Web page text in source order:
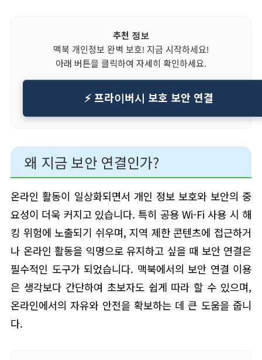
추천 정보
맥북 개인정보 완벽 보호! 지금 시작하세요!
아래 버튼을 클릭하여 자세히 확인하세요.
⚡ 프라이버시 보호 보안 연결
왜 지금 보안 연결인가?
온라인 활동이 일상화되면서 개인 정보 보호와 보안의 중
요성이 더욱 커지고 있습니다. 특히 공용 Wi-Fi 사용 시 해
킹 위험에 노출되기 쉬우며, 지역 제한 콘텐츠에 접근하거
나 온라인 활동을 익명으로 유지하고 싶을 때 보안 연결은
필수적인 도구가 되었습니다. 맥북에서의 보안 연결 이용
은 생각보다 간단하여 초보자도 쉽게 따라 할 수 있으며,
온라인에서의 자유와 안전을 확보하는 데 큰 도움을 줍니
다.